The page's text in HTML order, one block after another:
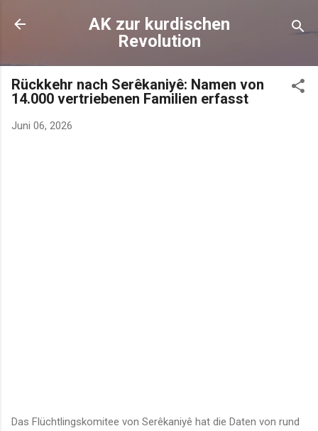
AK zur kurdischen
Revolution
Rückkehr nach Serêkaniyê: Namen von
14.000 vertriebenen Familien erfasst
Juni 06, 2026
Das Flüchtlingskomitee von Serêkaniyê hat die Daten von rund